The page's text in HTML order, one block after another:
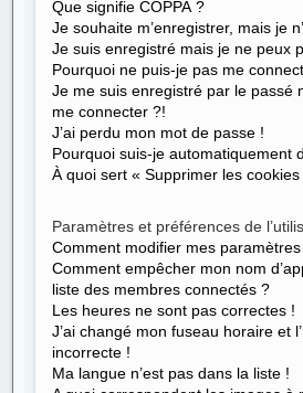
Que signifie COPPA ?
Je souhaite m’enregistrer, mais je
Je suis enregistré mais je ne peux
Pourquoi ne puis-je pas me
Je me suis enregistré par le passé
me connecter ?!
J’ai perdu mon mot de passe !
Pourquoi suis-je automatiquement
À quoi sert « Supprimer les
Paramètres et préférences de
Comment modifier mes
Comment empêcher mon nom
liste des membres connectés ?
Les heures ne sont pas correctes !
J’ai changé mon fuseau horaire et
incorrecte !
Ma langue n’est pas dans la liste !